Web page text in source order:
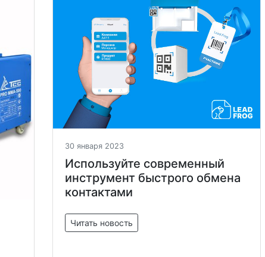
30 января 2023
Используйте современный
инструмент быстрого обмена
контактами
Читать новость